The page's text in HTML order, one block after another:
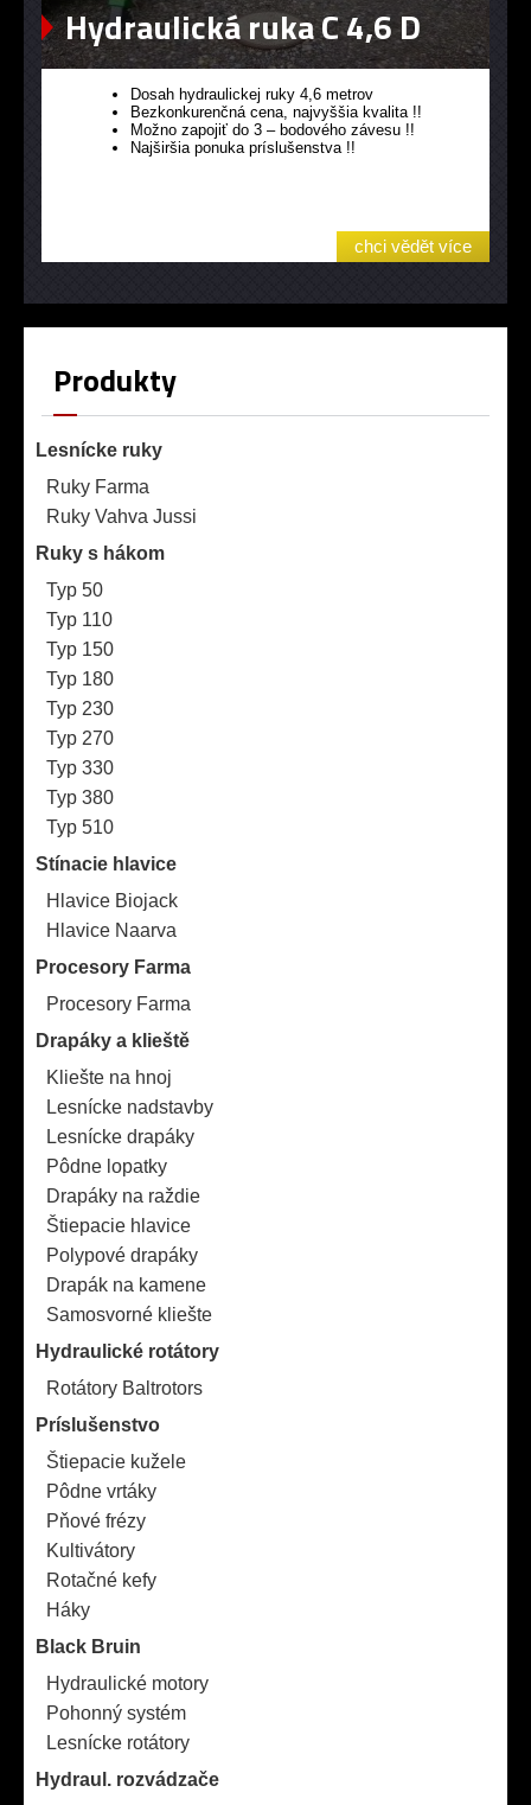
Hydraulická ruka C 4,6 D
Dosah hydraulickej ruky 4,6 metrov
Bezkonkurenčná cena, najvyššia kvalita !!
Možno zapojiť do 3 – bodového závesu !!
Najširšia ponuka príslušenstva !!
chci vědět více
Produkty
Lesnícke ruky
Ruky Farma
Ruky Vahva Jussi
Ruky s hákom
Typ 50
Typ 110
Typ 150
Typ 180
Typ 230
Typ 270
Typ 330
Typ 380
Typ 510
Stínacie hlavice
Hlavice Biojack
Hlavice Naarva
Procesory Farma
Procesory Farma
Drapáky a klieště
Kliešte na hnoj
Lesnícke nadstavby
Lesnícke drapáky
Pôdne lopatky
Drapáky na raždie
Štiepacie hlavice
Polypové drapáky
Drapák na kamene
Samosvorné kliešte
Hydraulické rotátory
Rotátory Baltrotors
Príslušenstvo
Štiepacie kužele
Pôdne vrtáky
Pňové frézy
Kultivátory
Rotačné kefy
Háky
Black Bruin
Hydraulické motory
Pohonný systém
Lesnícke rotátory
Hydraul. rozvádzače